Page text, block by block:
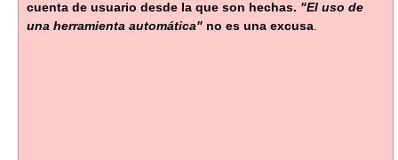
cuenta de usuario desde la que son hechas. "El uso de
una herramienta automática" no es una excusa